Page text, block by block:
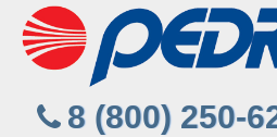
8 (800) 250-